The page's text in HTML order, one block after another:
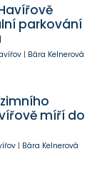
parkování
| Bára Kelnerová
míří do
| Bára Kelnerová